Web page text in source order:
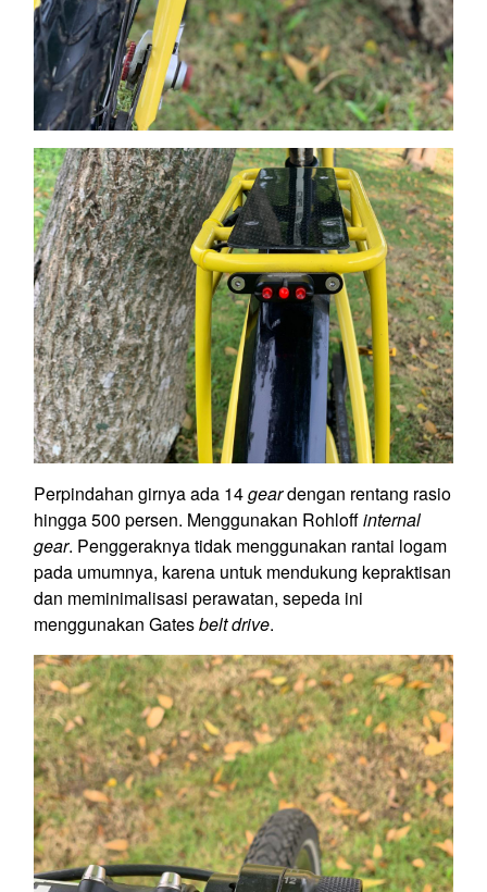
Perpindahan girnya ada 14geardengan rentang rasio
hingga 500 persen. Menggunakan Rohloffinternal
gear. Penggeraknya tidak menggunakan rantai logam
pada umumnya, karena untuk mendukung kepraktisan
dan meminimalisasi perawatan, sepeda ini
menggunakan Gatesbelt drive.